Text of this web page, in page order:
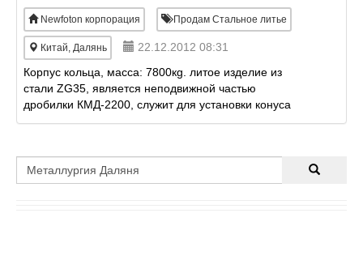
Newfoton корпорация Продам Стальное литье
Китай, Далянь
22.12.2012 08:31
Корпус кольца, масса: 7800кg. литое изделие из
стали ZG35, является неподвижной частью
дробилки КМД-2200, служит для установки конуса
дробящего. 1, Производим по ГОСТу, поставим